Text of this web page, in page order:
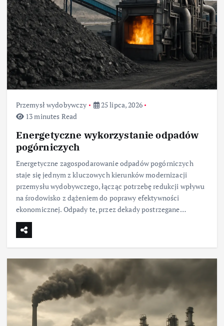
Przemysł wydobywczy
25 lipca, 2026
13 minutes Read
Energetyczne wykorzystanie odpadów
pogórniczych
Energetyczne zagospodarowanie odpadów pogórniczych
staje się jednym z kluczowych kierunków modernizacji
przemysłu wydobywczego, łącząc potrzebę redukcji wpływu
na środowisko z dążeniem do poprawy efektywności
ekonomicznej. Odpady te, przez dekady postrzegane…